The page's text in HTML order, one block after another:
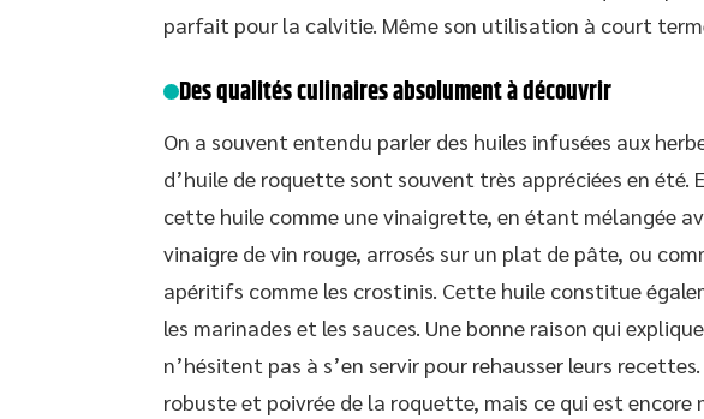
parfait pour la calvitie. Même son utilisation à court
Des qualités culinaires absolument à découvrir
On a souvent entendu parler des huiles infusées aux
d’huile de roquette sont souvent très appréciées en
cette huile comme une vinaigrette, en étant mélangée
vinaigre de vin rouge, arrosés sur un plat de pâte, ou
apéritifs comme les crostinis. Cette huile constitue
les marinades et les sauces. Une bonne raison qui
n’hésitent pas à s’en servir pour rehausser leurs
robuste et poivrée de la roquette, mais ce qui est encore